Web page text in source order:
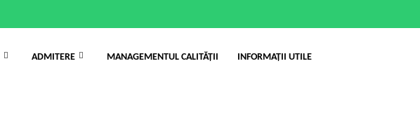
ADMITERE MANAGEMENTUL CALITĂȚII INFORMAȚII UTILE